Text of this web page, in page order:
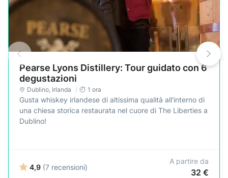
Pearse Lyons Distillery: Tour guidato con 6
degustazioni
Dublino, Irlanda 1 ora
Gusta whiskey irlandese di altissima qualità all'interno di
una chiesa storica restaurata nel cuore di The Liberties a
Dublino!
4,9 (7 recensioni)
A partire da
32 €